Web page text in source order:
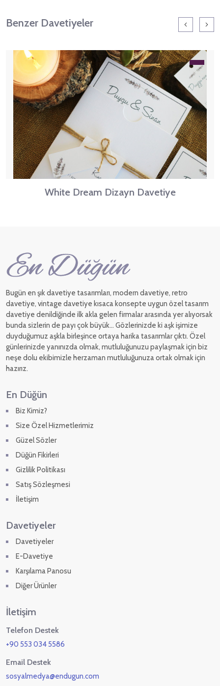
Benzer Davetiyeler
White Dream Dizayn Davetiye
Bugün en şık davetiye tasarımları, modern davetiye, retro
davetiye, vintage davetiye kısaca konsepte uygun özel tasarım
davetiye denildiğinde ilk akla gelen firmalar arasında yer alıyorsak
bunda sizlerin de payı çok büyük... Gözlerinizde ki aşk işimize
duyduğumuz aşkla birleşince ortaya harika tasarımlar çıktı. Özel
günlerinizde yanınızda olmak, mutluluğunuzu paylaşmak için biz
neşe dolu ekibimizle herzaman mutluluğunuza ortak olmak için
hazırız.
En Düğün
Biz Kimiz?
Size Özel Hizmetlerimiz
Güzel Sözler
Düğün Fikirleri
Gizlilik Politikası
Satış Sözleşmesi
İletişim
Davetiyeler
Davetiyeler
E-Davetiye
Karşılama Panosu
Diğer Ürünler
İletişim
Telefon Destek
+90 553 034 5586
Email Destek
sosyalmedya@endugun.com